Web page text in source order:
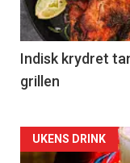
Indisk krydret
grillen
Forsiden
UKENS DRINK